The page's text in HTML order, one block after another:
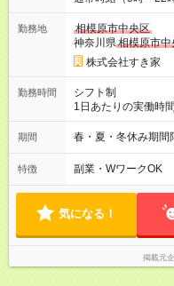
1532円 高校生時給：1225円 【特別手当】
00）時給+150円 【試用期間】試用期間あり 試用期間の長さ：1
ヶ月 雇用形態、給
30日（※条件変更な
ただきます。 研修
勤務地
相模原市中央区
神奈川県相模原市中
株式会社すき家
勤務時間
シフト制
1日あたりの実働時
2h～OK ＜シフト例
後帯 14:00-18:00 〇
ます♪
期間 春・夏・冬休み期間
特徴 副業・WワークOK
気になる！
掲載元